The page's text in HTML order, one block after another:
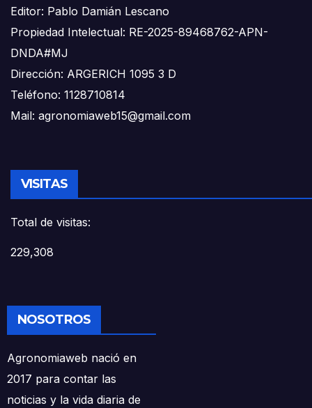
Editor: Pablo Damián Lescano
Propiedad Intelectual: RE-2025-89468762-APN-
DNDA#MJ
Dirección: ARGERICH 1095 3 D
Teléfono: 1128710814
Mail: agronomiaweb15@gmail.com
VISITAS
Total de visitas:
229,308
NOSOTROS
Agronomiaweb nació en
2017 para contar las
noticias y la vida diaria de